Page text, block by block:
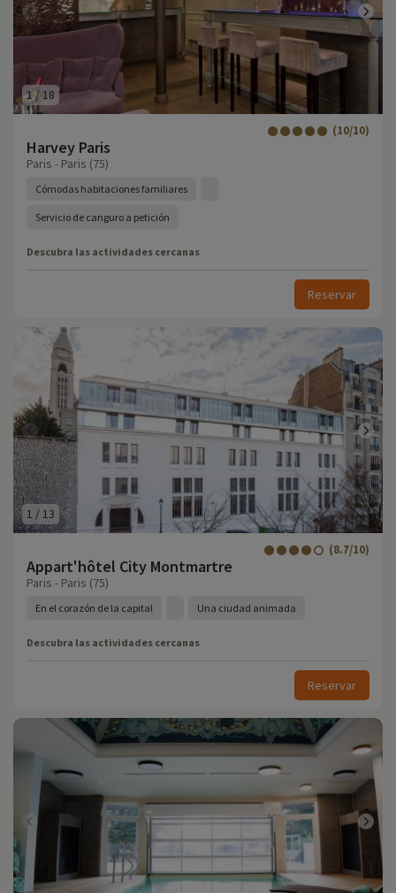
1/ 18
Harvey Paris
(10/10)
Paris - Paris (75)
Cómodas habitaciones familiares
Servicio de canguro a petición
Descubra las actividades cercanas
Reservar
1 / 13
Appart'hôtel City Montmartre
(8.7/10)
Paris - Paris (75)
En el corazón de la capital Una ciudad animada
Descubra las actividades cercanas
Reservar